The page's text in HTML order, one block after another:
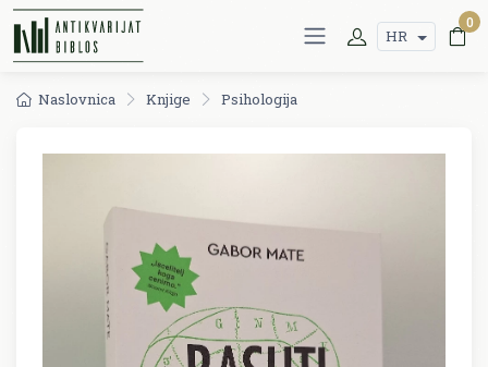
HR
0
Naslovnica Knjige Psihologija